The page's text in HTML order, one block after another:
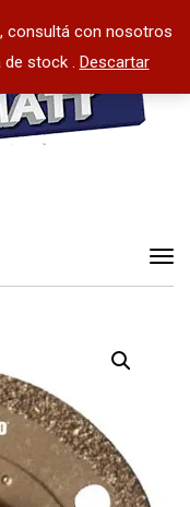
consultá con nosotros
de stock . Descartar